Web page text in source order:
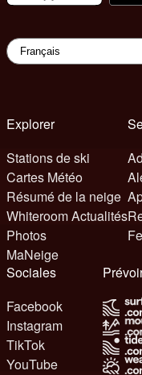
Explorer
Stations de ski
Cartes Météo
Résumé de la neige
Whiteroom Actualités
Photos
MaNeige
Sociales
Facebook
Instagram
TikTok
YouTube